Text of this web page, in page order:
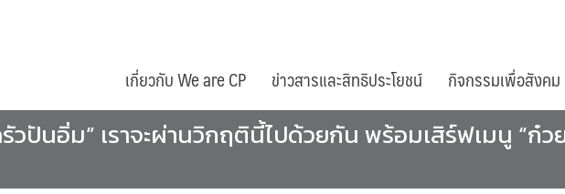
เกี่ยวกับ We are CP ข่าวสารและสิทธิประโยชน์ กิจกรรมเพื่อสังคม
วปันอิ่ม” เราจะผ่านวิกฤตินี้ไปด้วยกัน​ พร้อมเสิร์ฟเมนู​ “ก๋ว